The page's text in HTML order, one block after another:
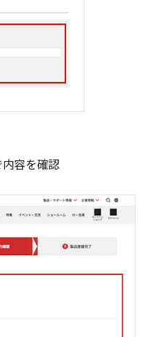
容を確認